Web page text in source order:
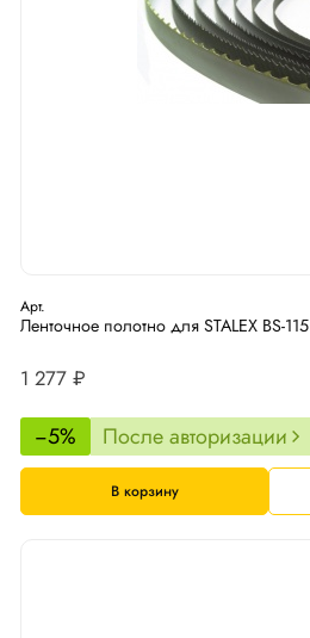
Арт.
Ленточное полотно для STALEX BS-115
1 277 ₽
−5% После авторизации
В корзину